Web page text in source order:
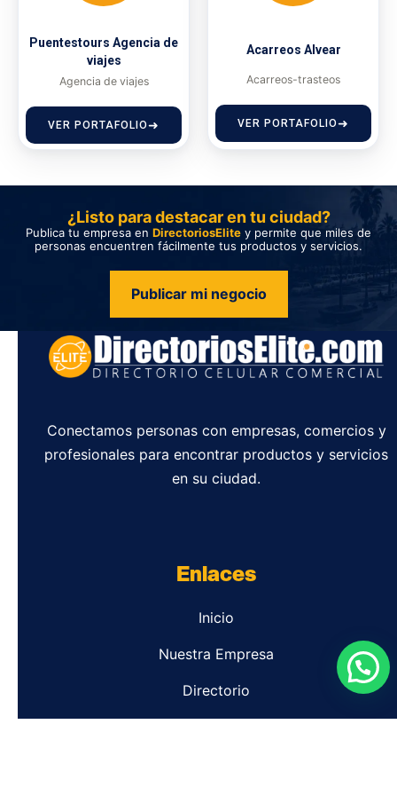
Puentestours Agencia de
viajes
Agencia de viajes
VER PORTAFOLIO
Acarreos Alvear
Acarreos-trasteos
VER PORTAFOLIO
¿Listo para destacar en tu ciudad?
Publica tu empresa en DirectoriosElite y permite que miles de
personas encuentren fácilmente tus productos y servicios.
Publicar mi negocio
Conectamos personas con empresas, comercios y
profesionales para encontrar productos y servicios
en su ciudad.
Enlaces
Inicio
Nuestra Empresa
Directorio